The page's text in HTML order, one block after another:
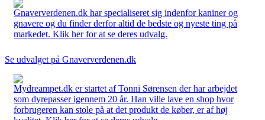
Gnaververdenen.dk har specialiseret sig indenfor kaniner og
gnavere og du finder derfor altid de bedste og nyeste ting på
markedet. Klik her for at se deres udvalg.
Se udvalget på Gnaververdenen.dk
Mydreampet.dk er startet af Tonni Sørensen der har arbejdet
som dyrepasser igennem 20 år. Han ville lave en shop hvor
forbrugeren kan stole på at det produkt de køber, er af høj